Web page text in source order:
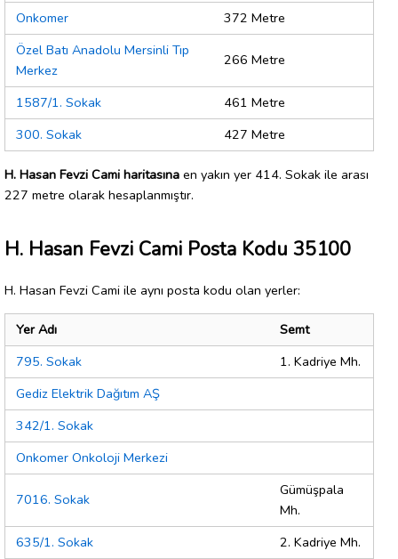
Onkomer
372 Metre
Özel Batı Anadolu Mersinli Tıp
Merkez
266 Metre
1587/1. Sokak
461 Metre
300. Sokak
427 Metre
H. Hasan Fevzi Cami haritasına en yakın yer 414. Sokak ile arası
227 metre olarak hesaplanmıştır.
H. Hasan Fevzi Cami Posta Kodu 35100
H. Hasan Fevzi Cami ile aynı posta kodu olan yerler:
Yer Adı
Semt
795. Sokak
1. Kadriye Mh.
Gediz Elektrik Dağıtım AŞ
342/1. Sokak
Onkomer Onkoloji Merkezi
7016. Sokak
Gümüşpala
Mh.
635/1. Sokak
2. Kadriye Mh.